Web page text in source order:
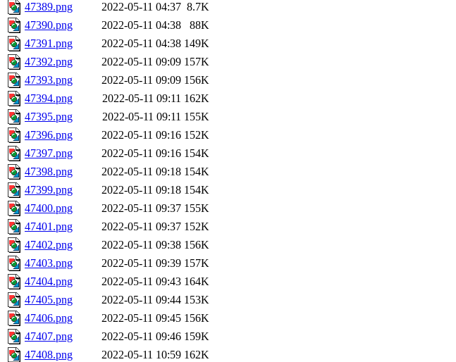
47389.png
2022-05-11 04:37 8.7K
47390.png
2022-05-11 04:38
88K
47391.png
2022-05-11 04:38 149K
47392.png
2022-05-11 09:09 157K
47393.png
2022-05-11 09:09 156K
47394.png
2022-05-11 09:11 162K
47395.png
2022-05-11 09:11 155K
47396.png
2022-05-11 09:16 152K
47397.png
2022-05-11 09:16 154K
47398.png
2022-05-11 09:18 154K
47399.png
2022-05-11 09:18 154K
47400.png
2022-05-11 09:37 155K
47401.png
2022-05-11 09:37 152K
47402.png
2022-05-11 09:38 156K
47403.png
2022-05-11 09:39 157K
47404.png
2022-05-11 09:43 164K
47405.png
2022-05-11 09:44 153K
47406.png
2022-05-11 09:45 156K
47407.png
2022-05-11 09:46 159K
47408.png
2022-05-11 10:59 162K